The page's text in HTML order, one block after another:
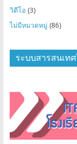
วิดีโอ(3)
ไม่มีหมวดหมู่ (86)
ระบบสารสนเท